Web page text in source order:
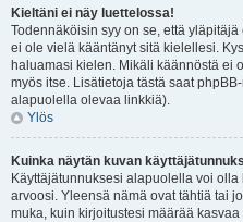
Kieltäni ei näy luettelossa!
Todennäköisin syy on se, että
ei ole vielä kääntänyt sitä kielellesi.
haluamasi kielen. Mikäli käännöstä ei
myös itse. Lisätietoja tästä saat
alapuolella olevaa linkkiä).
Ylös
Kuinka näytän kuvan
Käyttäjätunnuksesi alapuolella voi
arvoosi. Yleensä nämä ovat tähtiä tai
muka, kuin kirjoitustesi määrää